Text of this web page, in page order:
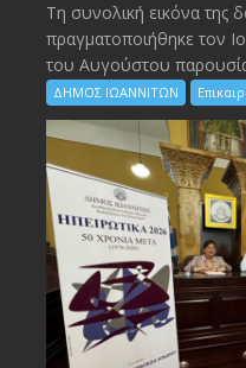
Τη συνολική εικόνα της
πραγματοποιήθηκε τον
του Αυγούστου
ΔΗΜΟΣ ΙΩΑΝΝΙΤΩΝ